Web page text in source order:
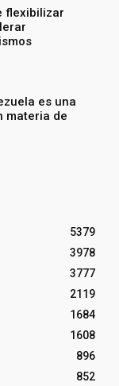
flexibilizar
es una
materia de
5379
3978
3777
2119
1684
1608
896
852